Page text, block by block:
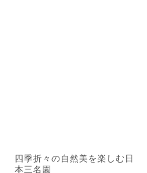
四季折々の自然美を楽しむ日
本三名園